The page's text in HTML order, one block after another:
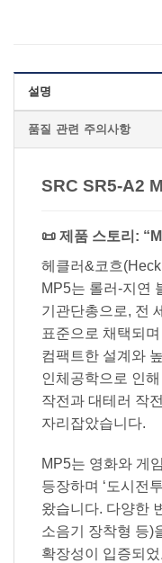
설명
품질 관련 주의사항
SRC SR5-A2
📜 제품 스토리:
헤클러&코흐
MP5는 롤러-지연
기관단총으로, 전
표준으로 채택되
컴팩트한 설계와
인체공학으로 인
작전과 대테러 작
자리잡았습니다.
MP5는 영화와 게
등장하며 ‘도시전
왔습니다. 다양한
소음기 장착형 등)
확장성이 입증되